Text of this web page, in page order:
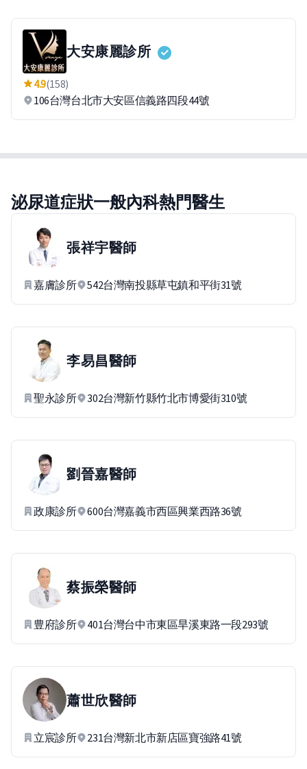
大安康麗診所
4.9(158)
106台灣台北市大安區信義路四段44號
泌尿道症狀一般內科熱門醫生
張祥宇醫師
嘉膚診所 542台灣南投縣草屯鎮和平街31號
李易昌醫師
聖永診所 302台灣新竹縣竹北市博愛街310號
劉晉嘉醫師
政康診所 600台灣嘉義市西區興業西路36號
蔡振榮醫師
豊府診所 401台灣台中市東區旱溪東路一段293號
蕭世欣醫師
立宸診所 231台灣新北市新店區寶強路41號